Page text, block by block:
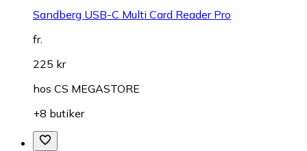
Sandberg USB-C Multi Card Reader Pro
fr.
225 kr
hos CS MEGASTORE
+8 butiker